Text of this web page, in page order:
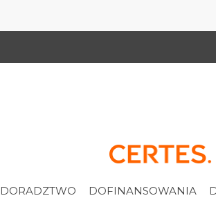
DORADZTWO DOFINANSOWANIA